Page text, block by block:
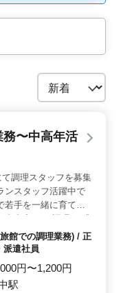
務〜中高年活
調理スタッフを募集
ンスタッフ活躍中で
若手を一緒に育てて
洗浄 ・厨房業務 ・
ポイント＊ ・社会保
勤可能 皆様のご応
＼まずはお気軽に
館での調理業務) / 正
派遣社員
円〜1,200円
駅